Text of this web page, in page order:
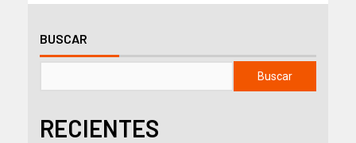
BUSCAR
Buscar
RECIENTES